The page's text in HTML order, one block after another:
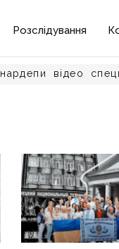
Розслідування
нардепи відео